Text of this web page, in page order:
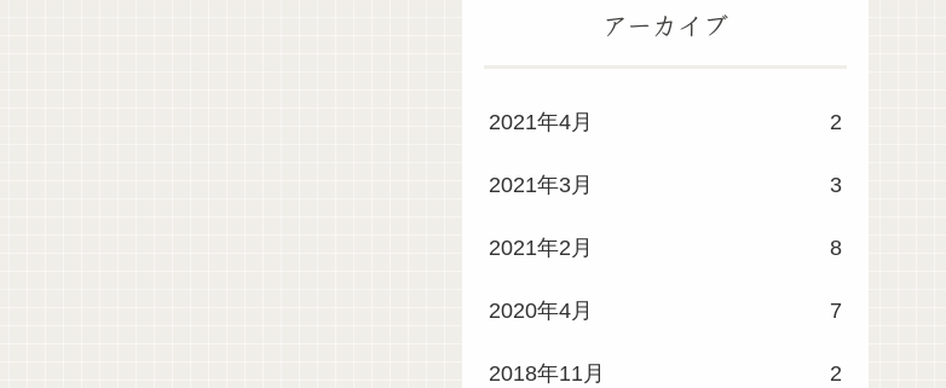
アーカイブ
2021年4月 2
2021年3月 3
2021年2月 8
2020年4月 7
2018年11月 2